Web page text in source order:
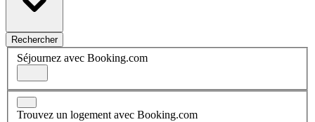
Rechercher
Séjournez avec Booking.com
Trouvez un logement avec Booking.com